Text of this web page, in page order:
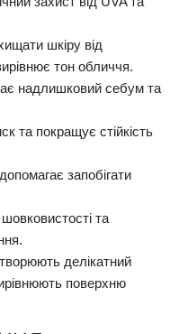
шкіру від
тон обличчя.
надлишковий себум та
та покращує стійкість
запобігати
та
делікатний
поверхню